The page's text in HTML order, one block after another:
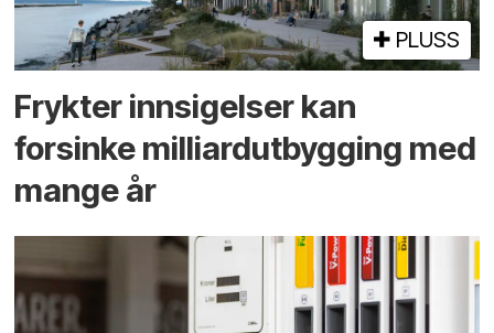
PLUSS
Frykter innsigelser kan
forsinke milliard­utbygging med
mange år